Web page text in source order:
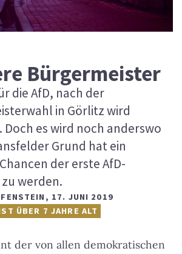
Bürgermeister
die AfD, nach der
in Görlitz wird
es wird noch anderswo
Grund hat ein
der erste AfD-
werden.
, 17. JUNI 2019
ÜBER 7 JAHRE ALT
der von allen demokratischen